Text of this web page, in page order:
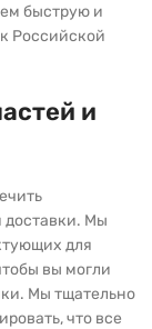
быструю и
Российской
и
доставки. Мы
для
вы могли
Мы тщательно
что все